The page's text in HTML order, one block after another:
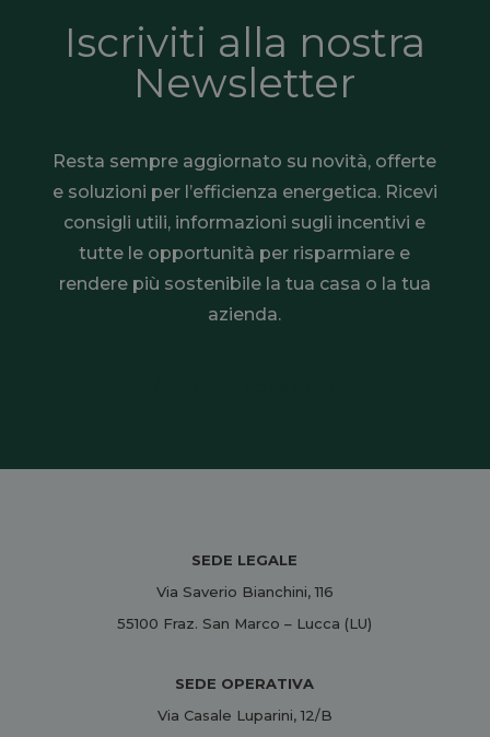
Iscriviti alla nostra
Newsletter
Resta sempre aggiornato su novità, offerte
e soluzioni per l’efficienza energetica. Ricevi
consigli utili, informazioni sugli incentivi e
tutte le opportunità per risparmiare e
rendere più sostenibile la tua casa o la tua
azienda.
SEDE LEGALE
Via Saverio Bianchini, 116
55100 Fraz. San Marco – Lucca (LU)
SEDE OPERATIVA
Via Casale Luparini, 12/B